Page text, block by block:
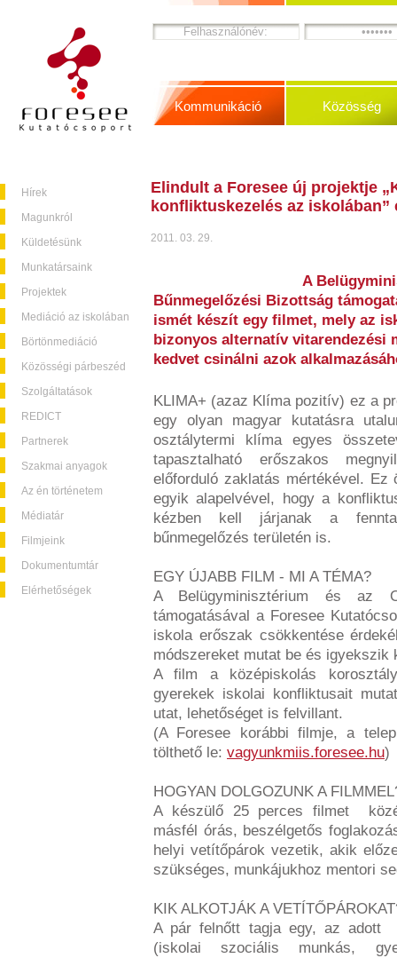
Hírek
Magunkról
Küldetésünk
Munkatársaink
Projektek
Mediáció az iskolában
Börtönmediáció
Közösségi párbeszéd
Szolgáltatások
REDICT
Partnerek
Szakmai anyagok
Az én történetem
Médiatár
Filmjeink
Dokumentumtár
Elérhetőségek
Kommunikáció Közösség
Elindult a Foresee új projektje
konfliktuskezelés az iskolában”
2011. 03. 29.
A
Bűnmegelőzési Bizottság
ismét készít egy filmet, mely az
bizonyos alternatív vitarendezési
kedvet csinálni azok
KLIMA+ (azaz Klíma pozitív) ez a
egy olyan magyar kutatásra
osztálytermi klíma egyes
tapasztalható erőszakos
előforduló zaklatás mértékével.
egyik alapelvével, hogy a
kézben kell járjanak a
bűnmegelőzés területén is.
EGY ÚJABB FILM - MI A TÉMA?
A Belügyminisztérium és az
támogatásával a Foresee
iskola erőszak csökkentése
módszereket mutat be és
A film a középiskolás
gyerekek iskolai konfliktusait
utat, lehetőséget is felvillant.
(A Foresee korábbi filmje, a
tölthető le: vagyunkmiis.foresee.hu)
HOGYAN DOLGOZUNK A
A készülő 25 perces filmet
másfél órás, beszélgetős
helyi vetítőpárok vezetik, akik
szükséges, munkájukhoz mentori
KIK ALKOTJÁK A
A pár felnőtt tagja egy, az adott
(iskolai szociális munkás,